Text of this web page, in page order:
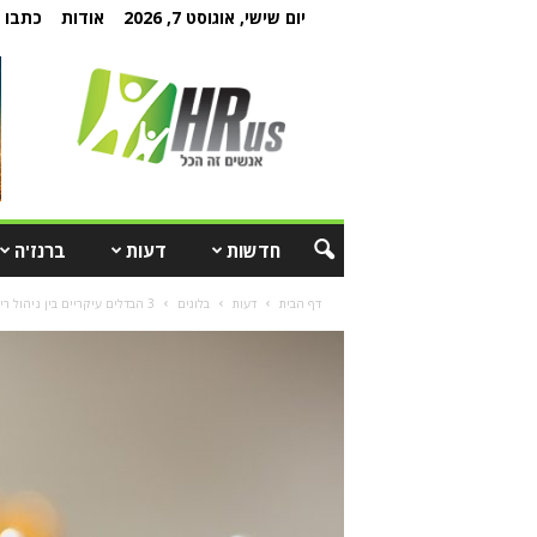
יום שישי, אוגוסט 7, 2026 אודות כתבו
חדשות דעות ברנז'ה
דף הבית דעות בלוגים 3 הבדלים עיקריים בין ניהול ריכוזי לניהול מבוזר שמאציל סמכויות